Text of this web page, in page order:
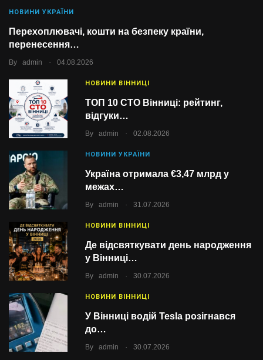
НОВИНИ УКРАЇНИ
Перехоплювачі, кошти на безпеку країни,
перенесення…
By admin . 04.08.2026
НОВИНИ ВІННИЦІ
ТОП 10 СТО Вінниці: рейтинг,
відгуки…
By admin . 02.08.2026
НОВИНИ УКРАЇНИ
Україна отримала €3,47 млрд у
межах…
By admin . 31.07.2026
НОВИНИ ВІННИЦІ
Де відсвяткувати день народження
у Вінниці…
By admin . 30.07.2026
НОВИНИ ВІННИЦІ
У Вінниці водій Tesla розігнався
до…
By admin . 30.07.2026